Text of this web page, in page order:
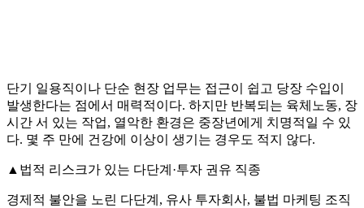
단기 일용직이나 단순 현장 업무는 접근이 쉽고 당장 수입이
발생한다는 점에서 매력적이다. 하지만 반복되는 육체노동, 장
시간 서 있는 작업, 열악한 환경은 중장년에게 치명적일 수 있
다. 몇 주 만에 건강에 이상이 생기는 경우도 적지 않다.
▲법적 리스크가 있는 다단계·투자 권유 직종
경제적 불안을 노린 다단계, 유사 투자회사, 불법 마케팅 조직